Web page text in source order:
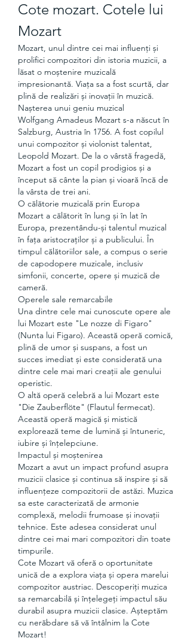
Cote mozart. Cotele lui
Mozart
Mozart, unul dintre cei mai influenți și
prolifici compozitori din istoria muzicii, a
lăsat o moștenire muzicală
impresionantă. Viața sa a fost scurtă, dar
plină de realizări și inovații în muzică.
Nașterea unui geniu muzical
Wolfgang Amadeus Mozart s-a născut în
Salzburg, Austria în 1756. A fost copilul
unui compozitor și violonist talentat,
Leopold Mozart. De la o vârstă fragedă,
Mozart a fost un copil prodigios și a
început să cânte la pian și vioară încă de
la vârsta de trei ani.
O călătorie muzicală prin Europa
Mozart a călătorit în lung și în lat în
Europa, prezentându-și talentul muzical
în fața aristocraților și a publicului. În
timpul călătoriilor sale, a compus o serie
de capodopere muzicale, inclusiv
simfonii, concerte, opere și muzică de
cameră.
Operele sale remarcabile
Una dintre cele mai cunoscute opere ale
lui Mozart este "Le nozze di Figaro"
(Nunta lui Figaro). Această operă comică,
plină de umor și suspans, a fost un
succes imediat și este considerată una
dintre cele mai mari creații ale genului
operistic.
O altă operă celebră a lui Mozart este
"Die Zauberflöte" (Flautul fermecat).
Această operă magică și mistică
explorează teme de lumină și întuneric,
iubire și înțelepciune.
Impactul și moștenirea
Mozart a avut un impact profund asupra
muzicii clasice și continua să inspire și să
influențeze compozitorii de astăzi. Muzica
sa este caracterizată de armonie
complexă, melodii frumoase și inovații
tehnice. Este adesea considerat unul
dintre cei mai mari compozitori din toate
timpurile.
Cote Mozart vă oferă o oportunitate
unică de a explora viața și opera marelui
compozitor austriac. Descoperiți muzica
sa remarcabilă și înțelegeți impactul său
durabil asupra muzicii clasice. Așteptăm
cu nerăbdare să vă întâlnim la Cote
Mozart!